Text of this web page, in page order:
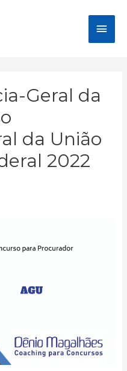
Geral da
da União
2022